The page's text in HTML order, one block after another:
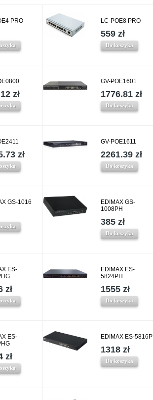
PRO LC-POE8 PRO
559 zł
Do koszyka
zł
GV-POE1601
1776.81 zł
Do koszyka
zł
GV-POE1611
2261.39 zł
Do koszyka
GS-1016
EDIMAX GS-
1008PH
385 zł
Do koszyka
ES-
zł
EDIMAX ES-
5824PH
1555 zł
Do koszyka
ES-
zł
EDIMAX ES-5816P
1318 zł
Do koszyka